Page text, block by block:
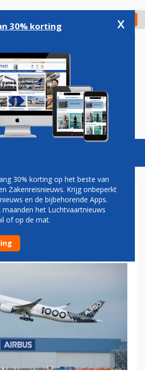
Check in
Podcasts Vacatures
BIJ
A350-1000
RANGE'
30% korting x
30% korting op het beste van
Zakenreisnieuws. Krijg onbeperkt
en de bijbehorende Apps.
het Luchtvaartnieuws
of op de mat.